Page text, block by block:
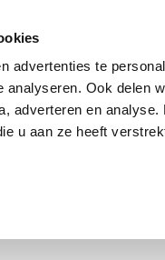
advertenties te
analyseren. Ook delen
adverteren en
u aan ze heeft
Hoe werkt het?